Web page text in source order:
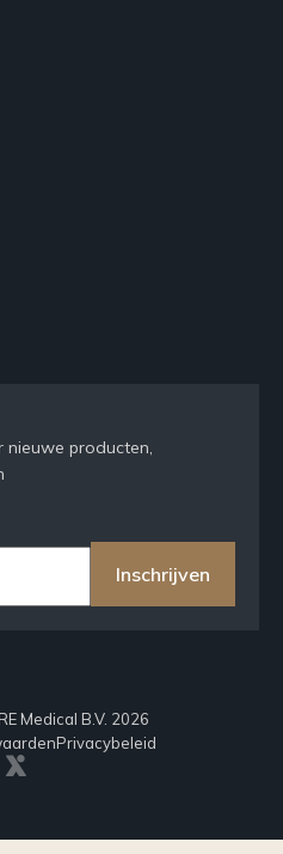
nieuwe producten,
Inschrijven
Medical B.V. 2026
Privacybeleid